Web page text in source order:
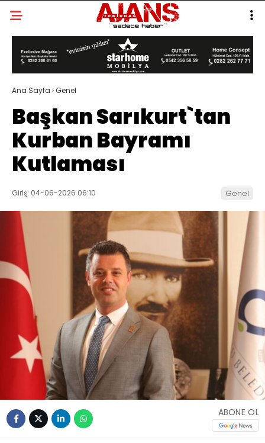
Ana Sayfa ›Genel
Başkan Sarıkurt`tan
Kurban Bayramı
Kutlaması
Giriş: 04-06-2026 06:10 Genel
ABONE OL